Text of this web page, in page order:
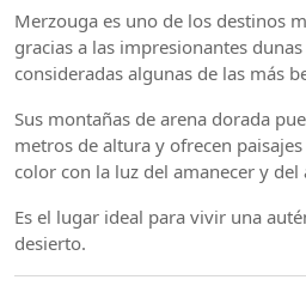
Merzouga es uno de los destinos
gracias a las impresionantes
consideradas algunas de las más
Sus montañas de arena dorada
metros de altura y ofrecen
color con la luz del amanecer y del
Es el lugar ideal para vivir una
desierto.